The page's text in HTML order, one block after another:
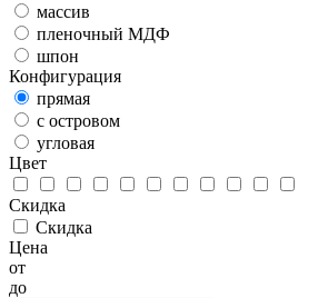
массив
пленочный МДФ
шпон
Конфигурация
прямая
с островом
угловая
Цвет
Скидка
Скидка
Цена
от
до